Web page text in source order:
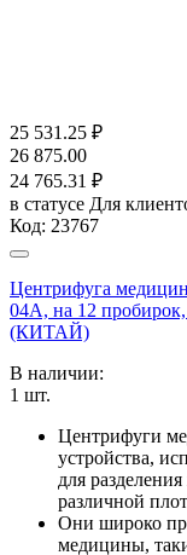
25 531.25 ₽
26 875.00
24 765.31 ₽
в статусе Для
Код: 23767
Центрифуга
04A, на 12
(КИТАЙ)
В наличии:
1 шт.
Центрифуги
устройства,
для
различной
Они широко
медицины,